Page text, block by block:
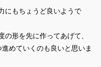
にもちょうど良いようで
形を先に作ってあげて、
めていくのも良いと思いま